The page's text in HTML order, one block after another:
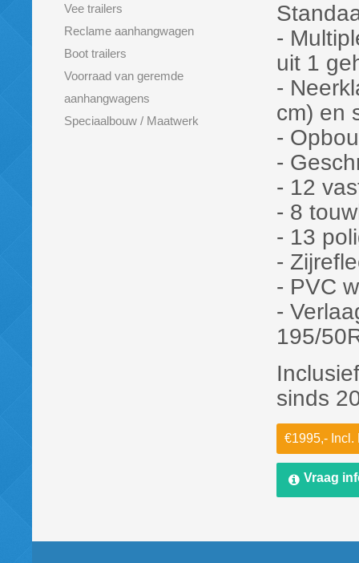
Vee trailers
Reclame aanhangwagen
Boot trailers
Voorraad van geremde
aanhangwagens
Speciaalbouw / Maatwerk
-
uit 1
-
cm) en
-
-
- 12
- 8
- 13
-
- PVC
-
195/
sinds
€1995,- Incl.
Vraag